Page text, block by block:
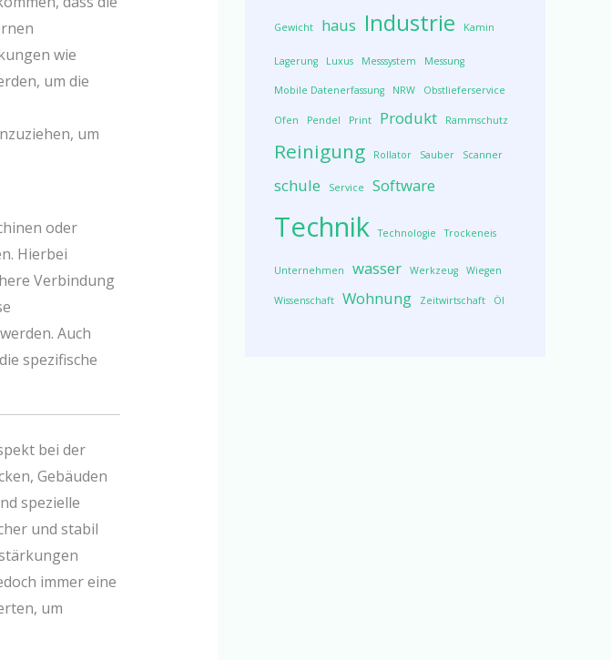
wie
um die
um
oder
Hierbei
Verbindung
Auch
spezifische
bei der
Gebäuden
spezielle
und stabil
immer eine
um
Gewicht haus Industrie Kamin
Lagerung Luxus Messsystem Messung
Mobile Datenerfassung NRW Obstlieferservice
Ofen Pendel Print Produkt Rammschutz
Reinigung Rollator Sauber Scanner
schule Service Software
Technik Technologie Trockeneis
Unternehmen wasser Werkzeug Wiegen
Wissenschaft Wohnung Zeitwirtschaft Öl